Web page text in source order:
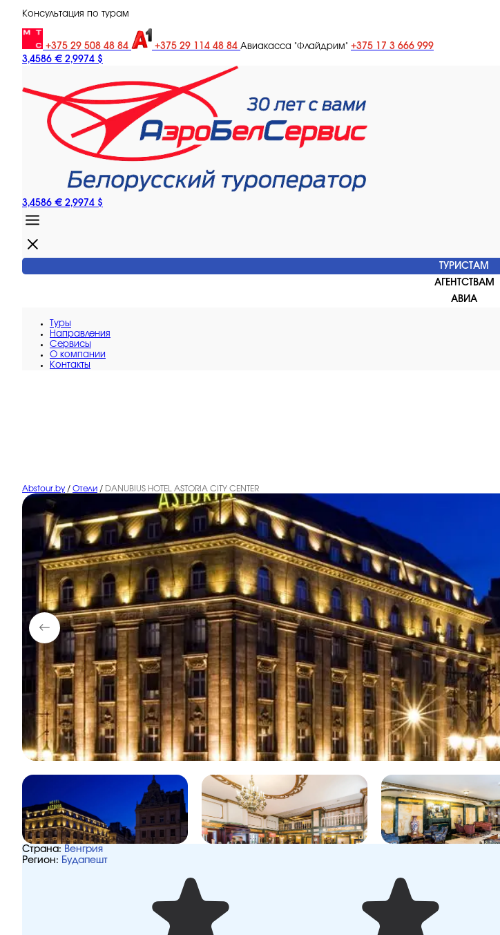
Консультация по турам
+375 29 508 48 84 +375 29 114 48 84 Авиакасса "Флайдрим" +375 17 3 666 999
3,4586 € 2,9974 $
3,4586 € 2,9974 $
ТУРИСТАМ
АГЕНТСТВАМ
АВИА
Туры
Направления
Сервисы
O компании
Контакты
Abstour.by / Отели / DANUBIUS HOTEL ASTORIA CITY CENTER
Страна: Венгрия
Регион: Будапешт